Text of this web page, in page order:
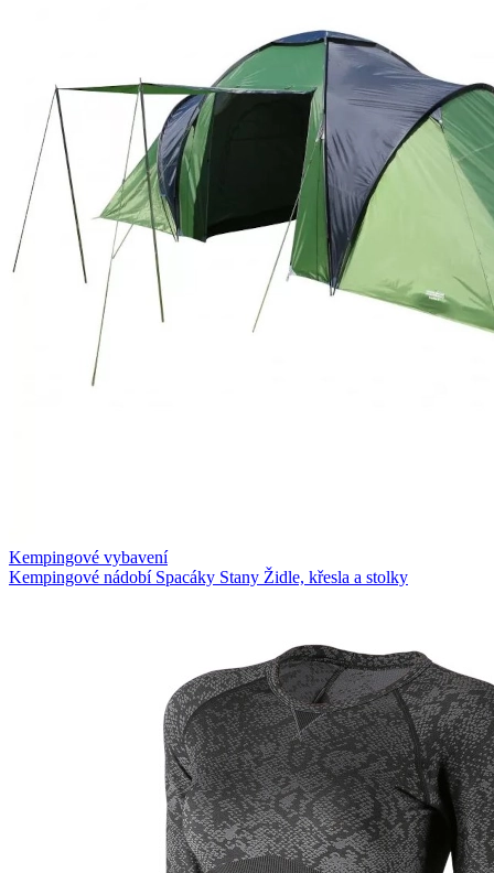
Kempingové vybavení
Kempingové nádobí Spacáky Stany Židle, křesla a stolky